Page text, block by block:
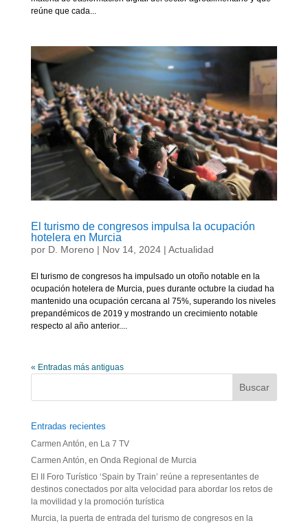
reúne que cada...
El turismo de congresos impulsa la ocupación
hotelera en Murcia
por D. Moreno| Nov 14, 2024| Actualidad
El turismo de congresos ha impulsado un otoño notable en la
ocupación hotelera de Murcia, pues durante octubre la ciudad ha
mantenido una ocupación cercana al 75%, superando los niveles
prepandémicos de 2019 y mostrando un crecimiento notable
respecto al año anterior....
« Entradas más antiguas
Entradas recientes
Carmen Antón, en La 7 TV
Carmen Antón, en Onda Regional de Murcia
El II Foro Turístico ‘Spain by Train’ reúne a representantes de
destinos conectados por alta velocidad para abordar los retos de
la movilidad y la promoción turística
Murcia, la puerta de entrada del turismo de congresos en la